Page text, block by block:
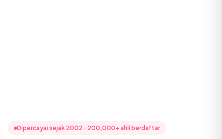
Dipercayai sejak 2002 · 200,000+ ahli berdaftar